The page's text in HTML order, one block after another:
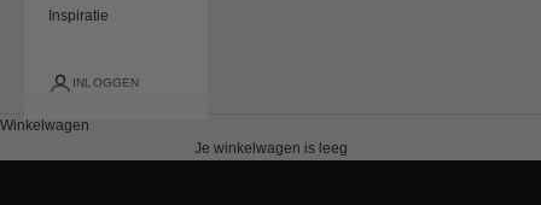
Inspiratie
INLOGGEN
Winkelwagen
Je winkelwagen is leeg